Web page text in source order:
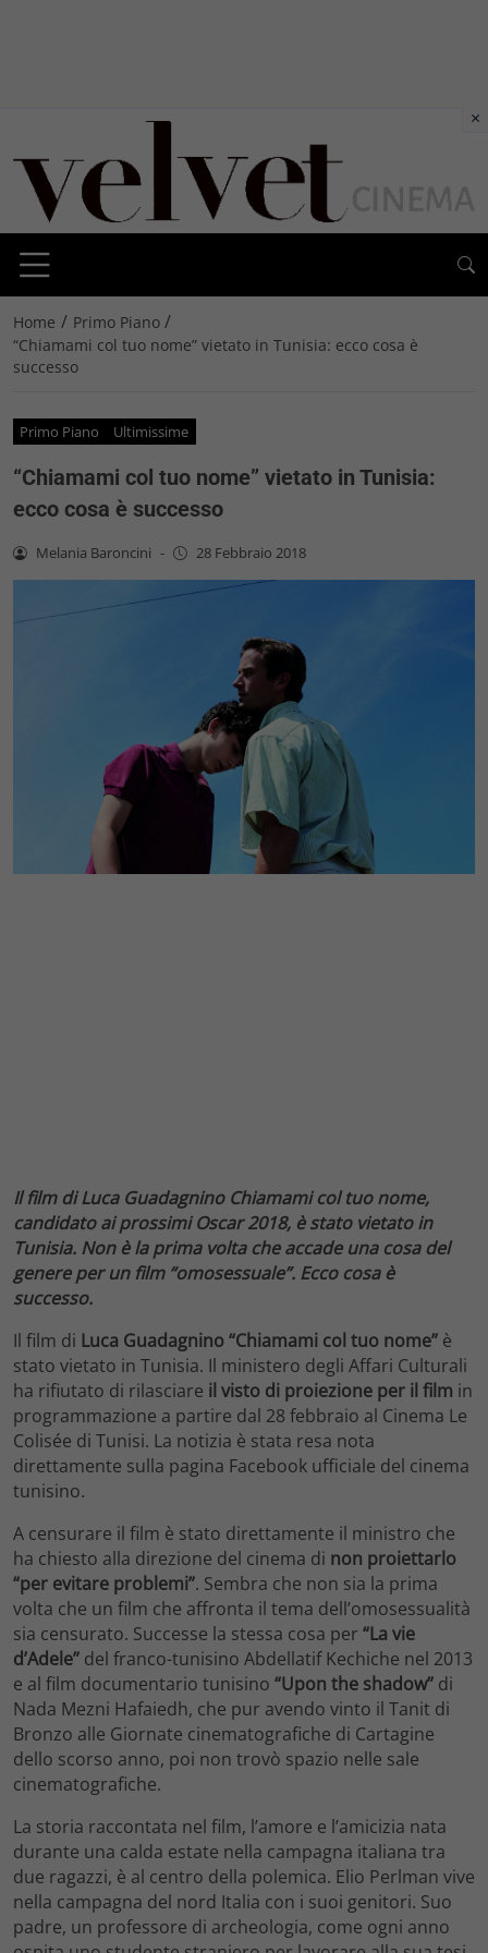
Home / Primo Piano /
“Chiamami col tuo nome” vietato in Tunisia: ecco cosa è
successo
Primo Piano Ultimissime
“Chiamami col tuo nome” vietato in Tunisia:
ecco cosa è successo
Melania Baroncini - 28 Febbraio 2018
Il film di Luca Guadagnino Chiamami col tuo nome,
candidato ai prossimi Oscar 2018, è stato vietato in
Tunisia. Non è la prima volta che accade una cosa del
genere per un film “omosessuale”. Ecco cosa è
successo.
Il film di Luca Guadagnino “Chiamami col tuo nome” è
stato vietato in Tunisia. Il ministero degli Affari Culturali
ha rifiutato di rilasciare il visto di proiezione per il film in
programmazione a partire dal 28 febbraio al Cinema Le
Colisée di Tunisi. La notizia è stata resa nota
direttamente sulla pagina Facebook ufficiale del cinema
tunisino.
A censurare il film è stato direttamente il ministro che
ha chiesto alla direzione del cinema di non proiettarlo
“per evitare problemi”. Sembra che non sia la prima
volta che un film che affronta il tema dell’omosessualità
sia censurato. Successe la stessa cosa per “La vie
d’Adele” del franco-tunisino Abdellatif Kechiche nel 2013
e al film documentario tunisino “Upon the shadow” di
Nada Mezni Hafaiedh, che pur avendo vinto il Tanit di
Bronzo alle Giornate cinematografiche di Cartagine
dello scorso anno, poi non trovò spazio nelle sale
cinematografiche.
La storia raccontata nel film, l’amore e l’amicizia nata
durante una calda estate nella campagna italiana tra
due ragazzi, è al centro della polemica. Elio Perlman vive
nella campagna del nord Italia con i suoi genitori. Suo
padre, un professore di archeologia, come ogni anno
×